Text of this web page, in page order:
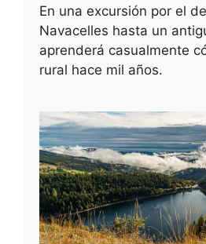
En una excursión por el
Navacelles hasta un
aprenderá casualmente
rural hace mil años.